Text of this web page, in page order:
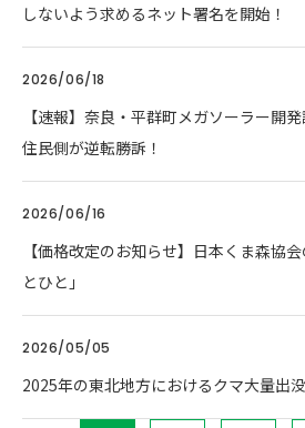
しないよう求めるネット署名を開始！
2026/06/18
【速報】奈良・平群町メガソーラー開
住民側が逆転勝訴！
2026/06/16
【価格改定のお知らせ】日本くま森協
とひと」
2026/05/05
2025年の東北地方におけるクマ大量出